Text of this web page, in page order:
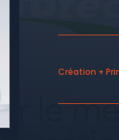
Création +